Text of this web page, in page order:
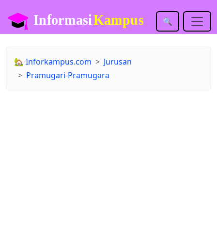
🔍
🏡 Inforkampus.com
Jurusan
Pramugari-Pramugara